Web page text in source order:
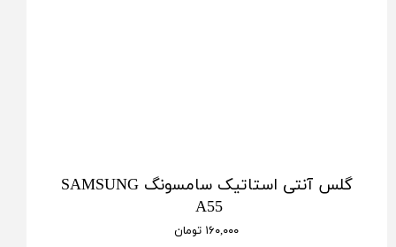
گلس آنتی استاتیک سامسونگ SAMSUNG
A55
۱۶۰,۰۰۰ تومان